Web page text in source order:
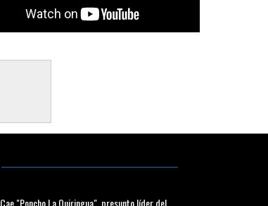
Cae "Poncho La Quiringua", presunto líder del